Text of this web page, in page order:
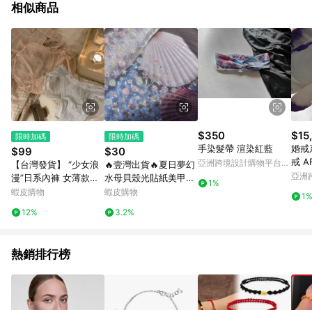
行為，不具贈點資格，部分退款不在此限。 6. APP 請更新至
貨後 45 天後發送。 8. 群眾募資商品，禮物卡，開館保證金，補
運費，攤位費等不具贈點資格。 9. LINE 購物站上之商品規格、
顏色、價位、贈品如與 Pinkoi 商品資訊頁及購物車不符，以
Pinkoi 購物商品資訊頁及購物車標示為準。 10. 點數紅包使用規
則請以點數紅包活動說明為準。 11. 若於 LINE 購物前往 Pinkoi
頁面後才首次下載 Pinkoi APP 並完成訂單，不符合導購資格；承
上，首次下載 Pinkoi APP 後，需透過 LINE 購物前往 Pinkoi 頁
相似商品
限時加碼
$99
【台灣發貨】 “少女浪
漫”日系內褲 女薄款內
褲 三件內褲 性感蕾絲
內褲 中腰透氣速幹底褲
蝦皮購物
12%
限時加碼
$30
🔥壹灣出貨🔥夏日夢幻
水母貝殼光貼紙美甲海
星海洋海螺diy筆桿水
蝦皮購物
3.2%
$350
手染髮帶 渲染紅藍
亞洲跨境設計購物平台
1%
婚戒
戒
OVE
亞洲
1%
熱銷排行榜